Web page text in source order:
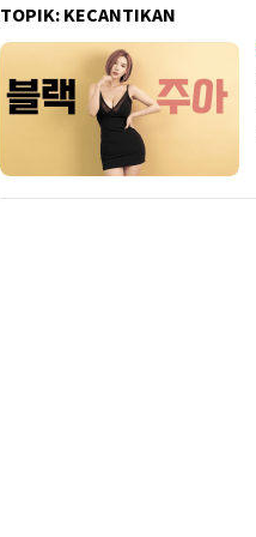
TOPIK: KECANTIKAN